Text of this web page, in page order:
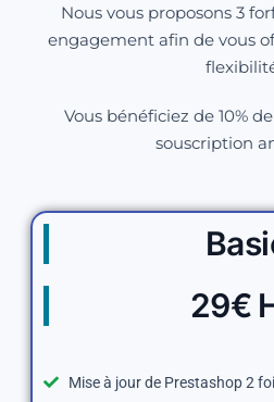
Nous vous proposons 3
engagement afin de vous
Vous bénéficiez de 10%
souscription
29€
Mise à jour de Prestashop 2